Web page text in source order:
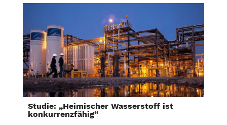
Studie: „Heimischer Wasserstoff ist
konkurrenzfähig“